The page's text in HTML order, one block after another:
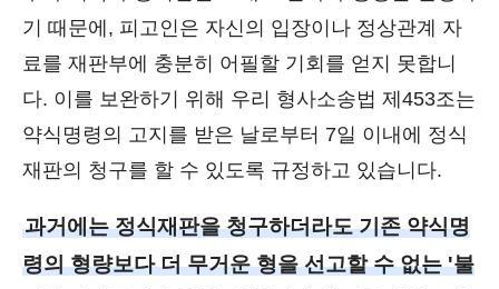
기 때문에, 피고인은 자신의 입장이나 정상관계 자
료를 재판부에 충분히 어필할 기회를 얻지 못합니
다. 이를 보완하기 위해 우리 형사소송법 제453조는
약식명령의 고지를 받은 날로부터 7일 이내에 정식
재판의 청구를 할 수 있도록 규정하고 있습니다.
과거에는 정식재판을 청구하더라도 기존 약식명
령의 형량보다 더 무거운 형을 선고할 수 없는 '불